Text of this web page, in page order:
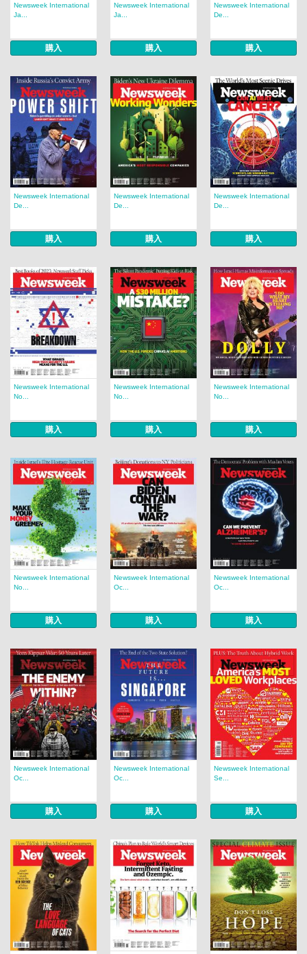
Newsweek International
Ja...
購入
Newsweek International
Ja...
購入
Newsweek International
De...
購入
Newsweek International
De...
購入
Newsweek International
De...
購入
Newsweek International
De...
購入
Newsweek International
No...
購入
Newsweek International
No...
購入
Newsweek International
No...
購入
Newsweek International
No...
購入
Newsweek International
Oc...
購入
Newsweek International
Oc...
購入
Newsweek International
Oc...
購入
Newsweek International
Oc...
購入
Newsweek International
Se...
購入